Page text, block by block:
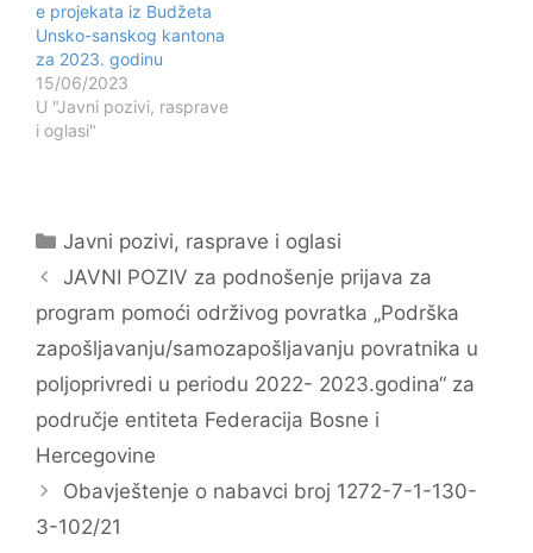
e projekata iz Budžeta
Unsko-sanskog kantona
za 2023. godinu
15/06/2023
U "Javni pozivi, rasprave
i oglasi"
Kategorije
Javni pozivi, rasprave i oglasi
Navigacija
objava
JAVNI POZIV za podnošenje prijava za
program pomoći održivog povratka „Podrška
zapošljavanju/samozapošljavanju povratnika u
poljoprivredi u periodu 2022- 2023.godina“ za
područje entiteta Federacija Bosne i
Hercegovine
Obavještenje o nabavci broj 1272-7-1-130-
3-102/21